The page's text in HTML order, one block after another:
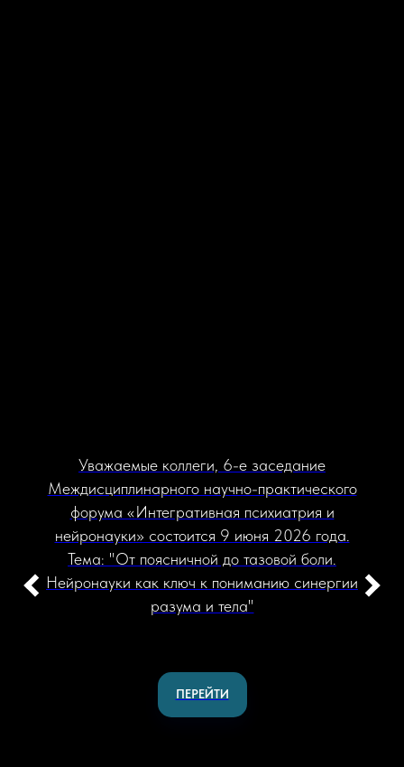
Уважаемые коллеги, 6-е заседание
Междисциплинарного научно-практического
форума «Интегративная психиатрия и
нейронауки» состоится 9 июня 2026 года.
Тема: "От поясничной до тазовой боли.
Нейронауки как ключ к пониманию синергии
разума и тела"
ПЕРЕЙТИ